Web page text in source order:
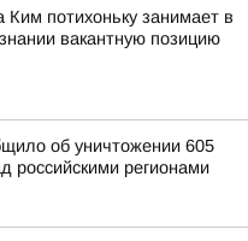
потихоньку занимает в
вакантную позицию
об уничтожении 605
российскими регионами